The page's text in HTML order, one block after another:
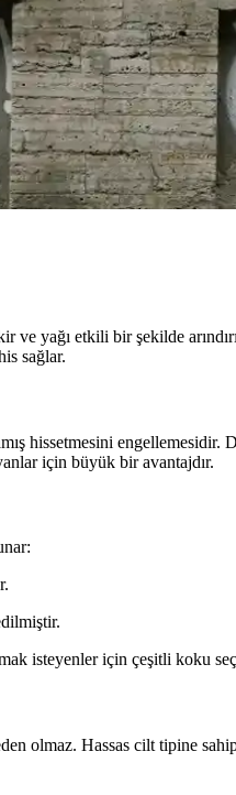
sunan ürünlerle kedinizin
Rahatlığı
bilgi alın. Doğru ürün
Tırnak Bakımı
pratik ve güvenli şekilde
yağı etkili bir şekilde
sağlar.
hissetmesini
için büyük bir avantajdır.
isteyenler için çeşitli koku
olmaz. Hassas cilt tipine